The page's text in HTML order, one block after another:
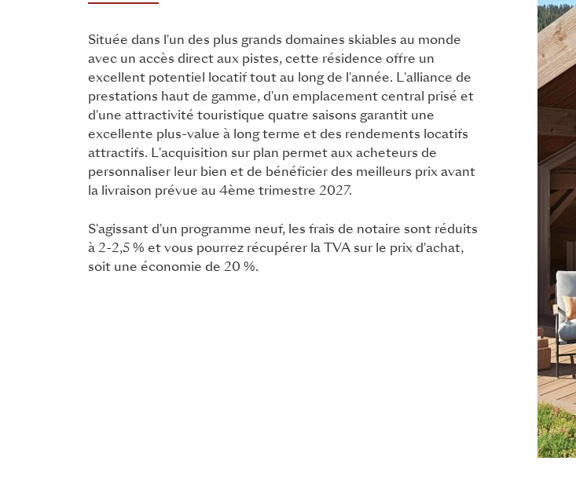
Située dans l'un des plus grands domaines skiables au monde
avec un accès direct aux pistes, cette résidence offre un
excellent potentiel locatif tout au long de l'année. L'alliance de
prestations haut de gamme, d'un emplacement central prisé et
d'une attractivité touristique quatre saisons garantit une
excellente plus-value à long terme et des rendements locatifs
attractifs. L'acquisition sur plan permet aux acheteurs de
personnaliser leur bien et de bénéficier des meilleurs prix avant
la livraison prévue au 4ème trimestre 2027.
S'agissant d'un programme neuf, les frais de notaire sont réduits
à 2-2,5 % et vous pourrez récupérer la TVA sur le prix d'achat,
soit une économie de 20 %.